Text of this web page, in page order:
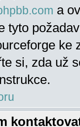
a
tyto
ke
si, zda už